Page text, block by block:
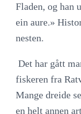
Fladen, og han
ein aure.»
nesten.
Det har gått
fiskeren fra
Mange dreide
en helt annen